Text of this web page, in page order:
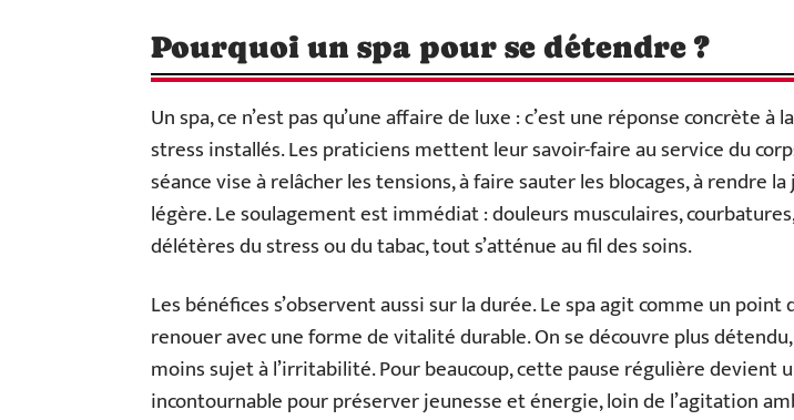
Pourquoi un spa pour se détendre ?
Un spa, ce n’est pas qu’une affaire de luxe : c’est une réponse concrète à
stress installés. Les praticiens mettent leur savoir-faire au service du
séance vise à relâcher les tensions, à faire sauter les blocages, à rendre
légère. Le soulagement est immédiat : douleurs musculaires,
délétères du stress ou du tabac, tout s’atténue au fil des soins.
Les bénéfices s’observent aussi sur la durée. Le spa agit comme un
renouer avec une forme de vitalité durable. On se découvre plus
moins sujet à l’irritabilité. Pour beaucoup, cette pause régulière devient
incontournable pour préserver jeunesse et énergie, loin de l’agitation